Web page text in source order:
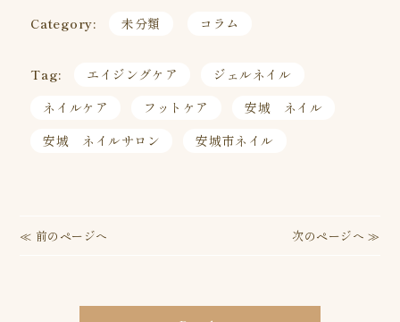
Category: 未分類 コラム
Tag: エイジングケア
ジェルネイル
ネイルケア
フットケア
安城 ネイル
安城 ネイルサロン
安城市ネイル
≪ 前のページへ 次のページへ ≫